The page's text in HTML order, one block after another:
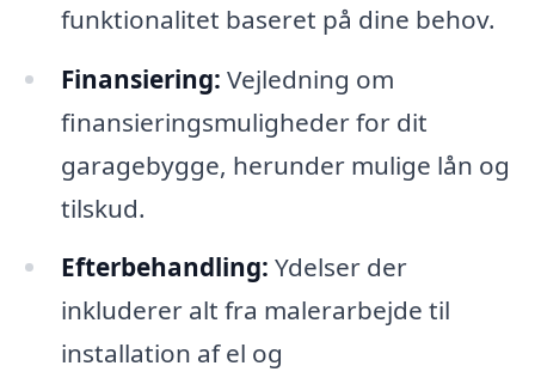
funktionalitet baseret på dine behov.
Finansiering: Vejledning om
finansieringsmuligheder for dit
garagebygge, herunder mulige lån og
tilskud.
Efterbehandling: Ydelser der
inkluderer alt fra malerarbejde til
installation af el og